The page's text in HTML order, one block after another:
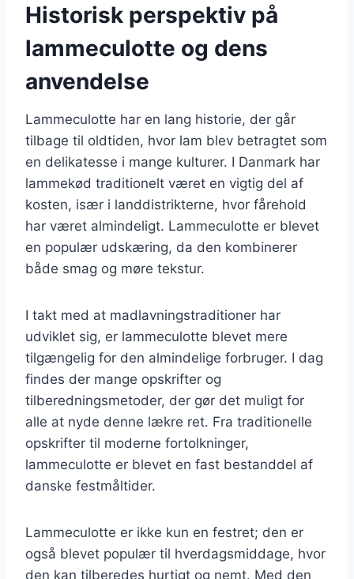
Historisk perspektiv på
lammeculotte og dens
anvendelse
Lammeculotte har en lang historie, der går
tilbage til oldtiden, hvor lam blev betragtet som
en delikatesse i mange kulturer. I Danmark har
lammekød traditionelt været en vigtig del af
kosten, især i landdistrikterne, hvor fårehold
har været almindeligt. Lammeculotte er blevet
en populær udskæring, da den kombinerer
både smag og møre tekstur.
I takt med at madlavningstraditioner har
udviklet sig, er lammeculotte blevet mere
tilgængelig for den almindelige forbruger. I dag
findes der mange opskrifter og
tilberedningsmetoder, der gør det muligt for
alle at nyde denne lækre ret. Fra traditionelle
opskrifter til moderne fortolkninger,
lammeculotte er blevet en fast bestanddel af
danske festmåltider.
Lammeculotte er ikke kun en festret; den er
også blevet populær til hverdagsmiddage, hvor
den kan tilberedes hurtigt og nemt. Med den